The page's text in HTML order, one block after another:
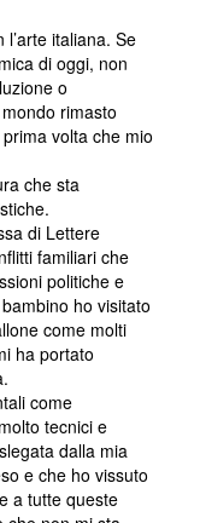
italiana. Se
di oggi, non
o
rimasto
volta che mio
che sta
di Lettere
familiari che
politiche e
ho visitato
come molti
ha portato
come
tecnici e
dalla mia
e che ho vissuto
a tutte queste